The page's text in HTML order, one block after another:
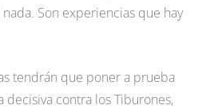
Son experiencias que hay
tendrán que poner a prueba
decisiva contra los Tiburones,